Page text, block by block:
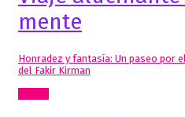
mente
Honradez y fantasía: Un paseo por
del Fakir Kirman